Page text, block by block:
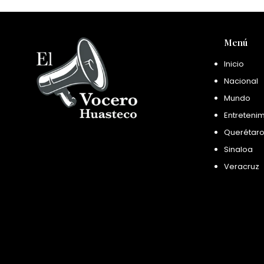
Menú
Inicio
Nacional
Mundo
Querétaro
Sinaloa
Veracruz